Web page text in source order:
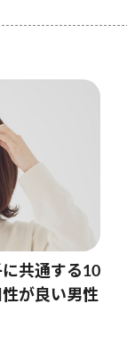
に共通する10
が良い男性